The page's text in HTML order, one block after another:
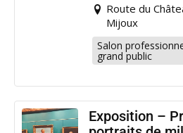
Route du
Mijoux
Salon
grand public
Exposition –